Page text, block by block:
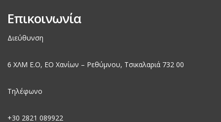
Επικοινωνία
Διεύθυνση
6 ΧΛΜ Ε.Ο, EO Χανίων – Ρεθύμνου, Τσικαλαριά 732 00
Τηλέφωνο
+30 2821 089922